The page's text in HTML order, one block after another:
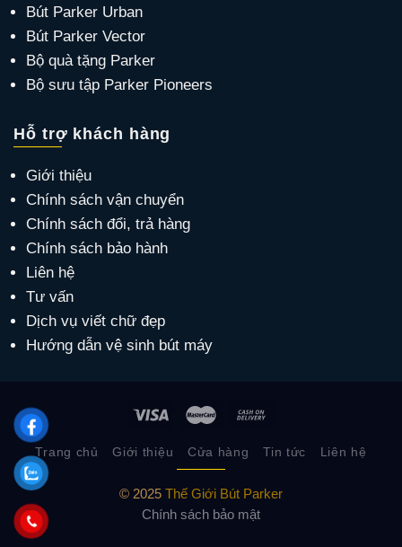
Bút Parker Urban
Bút Parker Vector
Bộ quà tặng Parker
Bộ sưu tập Parker Pioneers
Hỗ trợ khách hàng
Giới thiệu
Chính sách vận chuyển
Chính sách đổi, trả hàng
Chính sách bảo hành
Liên hệ
Tư vấn
Dịch vụ viết chữ đẹp
Hướng dẫn vệ sinh bút máy
Trang chủ Giới thiệu Cửa hàng Tin tức Liên hệ
© 2025 Thế Giới Bút Parker
Chính sách bảo mật